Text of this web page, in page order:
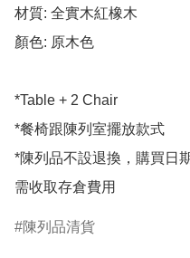
材質: 全實木紅橡木
顏色: 原木色
*Table + 2 Chair
*餐椅跟陳列室擺放款式
*陳列品不設退換，購買日
需收取存倉費用
陳列品清貨